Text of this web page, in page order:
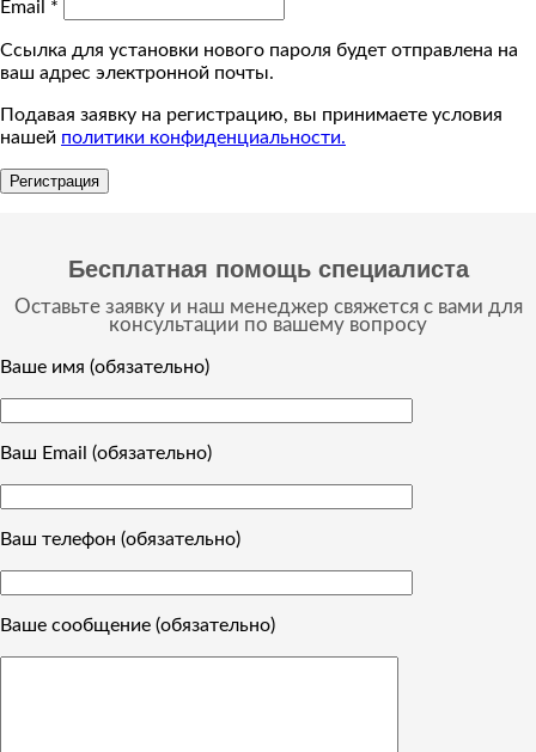
Email *
Ссылка для установки нового пароля будет отправлена ​​на
ваш адрес электронной почты.
Подавая заявку на регистрацию, вы принимаете условия
нашей политики конфиденциальности.
Регистрация
Бесплатная помощь специалиста
Оставьте заявку и наш менеджер свяжется с вами для
консультации по вашему вопросу
Ваше имя (обязательно)
Ваш Email (обязательно)
Ваш телефон (обязательно)
Ваше сообщение (обязательно)